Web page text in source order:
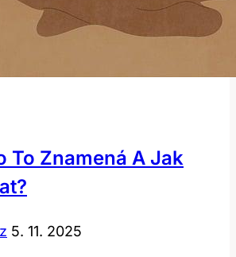
To Znamená A Jak
5. 11. 2025